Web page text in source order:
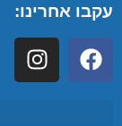
עקבו אחרינו: